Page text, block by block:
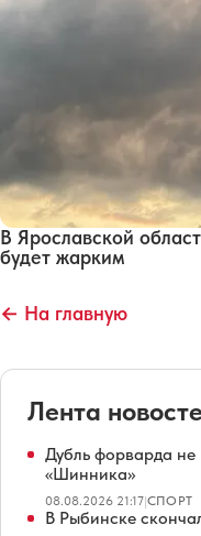
В Ярославской
будет жарким
← На главную
Лента
Дубль форварда не
«Шинника»
08.08.2026 21:17|СПОРТ
В Рыбинске